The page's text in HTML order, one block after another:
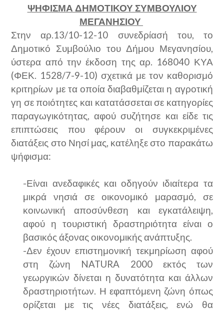
ΨΗΦΙΣΜΑ ΔΗΜΟΤΙΚΟΥ ΣΥΜΒΟΥΛΙΟΥ
ΜΕΓΑΝΗΣΙΟΥ
Στην αρ.13/10-12-10 συνεδρίασή του, το
Δημοτικό Συμβούλιο του Δήμου Μεγανησίου,
ύστερα από την έκδοση της αρ. 168040 ΚΥΑ
(ΦΕΚ. 1528/7-9-10) σχετικά με τον καθορισμό
κριτηρίων με τα οποία διαβαθμίζεται η αγροτική
γη σε ποιότητες και κατατάσσεται σε κατηγορίες
παραγωγικότητας, αφού συζήτησε και είδε τις
επιπτώσεις που φέρουν οι συγκεκριμένες
διατάξεις στο Νησί μας, κατέληξε στο παρακάτω
ψήφισμα:
-Είναι ανεδαφικές και οδηγούν ιδιαίτερα τα
μικρά νησιά σε οικονομικό μαρασμό, σε
κοινωνική αποσύνθεση και εγκατάλειψη,
αφού η τουριστική δραστηριότητα είναι ο
βασικός άξονας οικονομικής ανάπτυξης.
-Δεν έχουν επιστημονική τεκμηρίωση αφού
στη ζώνη NATURA 2000 εκτός των
γεωργικών δίνεται η δυνατότητα και άλλων
δραστηριοτήτων. Η εφαπτόμενη ζώνη όπως
ορίζεται με τις νέες διατάξεις, ενώ θα